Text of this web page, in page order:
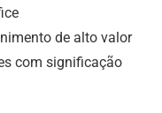
de alto valor
com significação